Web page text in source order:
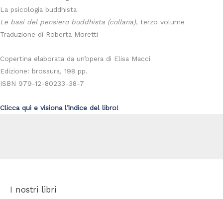
La psicologia buddhista
Le basi del pensiero buddhista (collana), terzo volume
Traduzione di Roberta Moretti
Copertina elaborata da un’opera di Elisa Macci
Edizione: brossura, 198 pp.
ISBN 979-12-80233-38-7
Clicca qui e visiona l’indice del libro!
I nostri libri